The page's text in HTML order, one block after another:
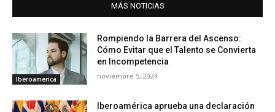
MÁS NOTICIAS
Iberoamerica
Rompiendo la Barrera del Ascenso:
Cómo Evitar que el Talento se Convierta
en Incompetencia
noviembre 5, 2024
Iberoamérica aprueba una declaración